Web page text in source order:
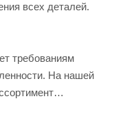
всех деталей.
требованиям
На нашей